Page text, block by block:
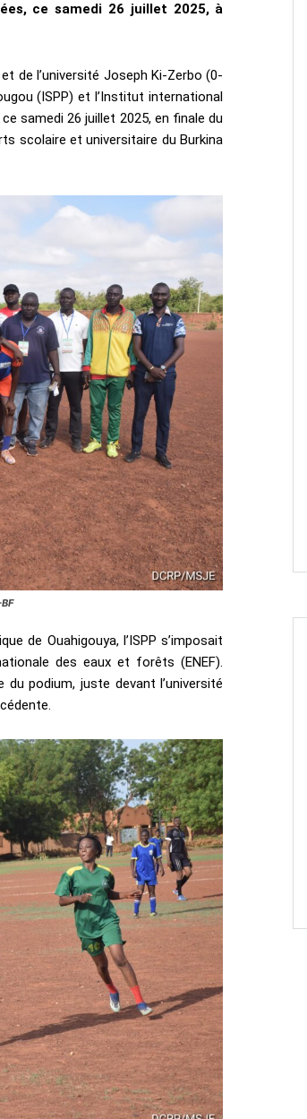
ce samedi 26 juillet 2025, à
de l’université Joseph Ki-Zerbo (0-
(ISPP) et l’Institut international
samedi 26 juillet 2025, en finale du
scolaire et universitaire du Burkina
de Ouahigouya, l’ISPP s’imposait
des eaux et forêts (ENEF).
du podium, juste devant l’université